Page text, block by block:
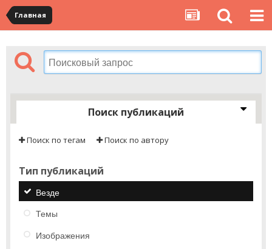
Главная
Поиск публикаций
Поиск по тегам Поиск по автору
Тип публикаций
Везде
Темы
Изображения